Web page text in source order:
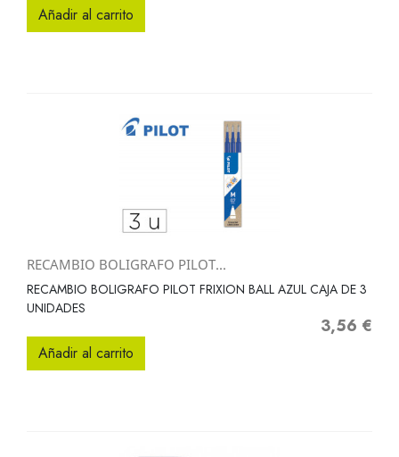
Añadir al carrito
RECAMBIO BOLIGRAFO PILOT...
RECAMBIO BOLIGRAFO PILOT FRIXION BALL AZUL CAJA DE 3
UNIDADES
Precio
3,56 €
Añadir al carrito